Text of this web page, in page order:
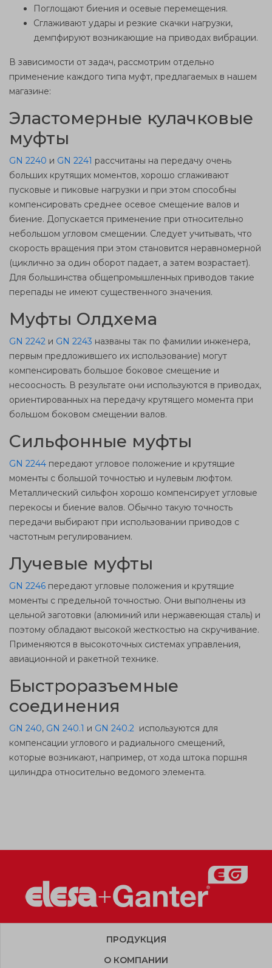
Поглощают биения и осевые перемещения.
Сглаживают удары и резкие скачки нагрузки,
демпфируют возникающие на приводах вибрации.
В зависимости от задач, рассмотрим отдельно
применение каждого типа муфт, предлагаемых в нашем
магазине:
Эластомерные кулачковые
муфты
GN 2240 и GN 2241 рассчитаны на передачу очень
больших крутящих моментов, хорошо сглаживают
пусковые и пиковые нагрузки и при этом способны
компенсировать среднее осевое смещение валов и
биение. Допускается применение при относительно
небольшом угловом смещении. Следует учитывать, что
скорость вращения при этом становится неравномерной
(циклично за один оборот падает, а затем возрастает).
Для большинства общепромышленных приводов такие
перепады не имеют существенного значения.
Муфты Олдхема
GN 2242 и GN 2243 названы так по фамилии инженера,
первым предложившего их использование) могут
компенсировать большое боковое смещение и
несоосность. В результате они используются в приводах,
ориентированных на передачу крутящего момента при
большом боковом смещении валов.
Сильфонные муфты
GN 2244 передают угловое положение и крутящие
моменты с большой точностью и нулевым люфтом.
Металлический сильфон хорошо компенсирует угловые
перекосы и биение валов. Обычно такую точность
передачи выбирают при использовании приводов с
частотным регулированием.
Лучевые муфты
GN 2246 передают угловые положения и крутящие
моменты с предельной точностью. Они выполнены из
цельной заготовки (алюминий или нержавеющая сталь) и
поэтому обладают высокой жесткостью на скручивание.
Применяются в высокоточных системах управления,
авиационной и ракетной технике.
Быстроразъемные
соединения
GN 240, GN 240.1 и GN 240.2 используются для
компенсации углового и радиального смещений,
которые возникают, например, от хода штока поршня
цилиндра относительно ведомого элемента.
ПРОДУКЦИЯ
О КОМПАНИИ